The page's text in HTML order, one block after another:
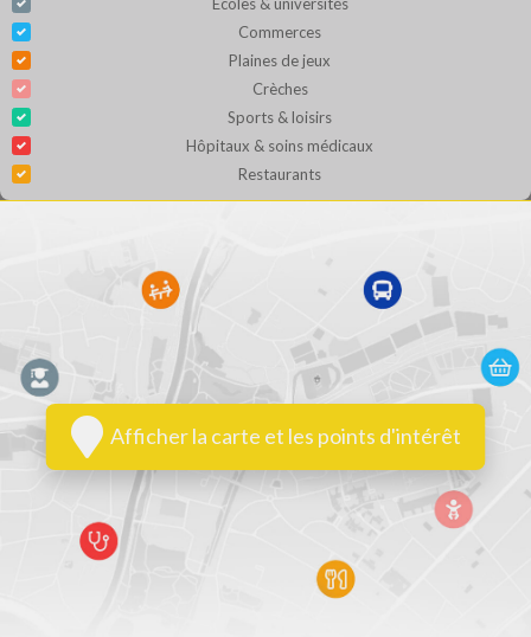
Commerces
Plaines de jeux
Crèches
Sports & loisirs
Hôpitaux & soins médicaux
Restaurants
Afficher la carte et les points d'intérêt